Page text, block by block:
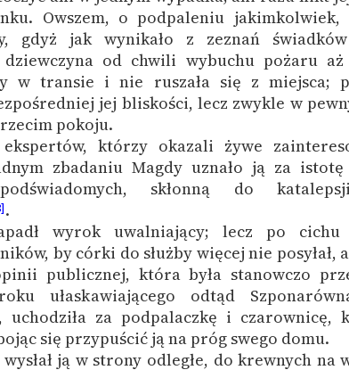
Owszem, o podpaleniu
gdyż jak wynikało z zeznań
dziewczyna od chwili wybuchu pożaru
w transie i nie ruszała się z miejsca;
jej bliskości, lecz zwykle w
pokoju.
którzy okazali żywe
zbadaniu Magdy uznało ją za
skłonną do
.
wyrok uwalniający; lecz po cichu
by córki do służby więcej nie posyłał,
publicznej, która była stanowczo
ułaskawiającego odtąd
uchodziła za podpalaczkę i czarownicę,
się przypuścić ją na próg swego domu.
ją w strony odległe, do krewnych na